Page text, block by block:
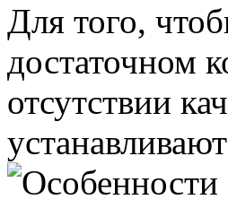
Для того,
достаточном
отсутствии